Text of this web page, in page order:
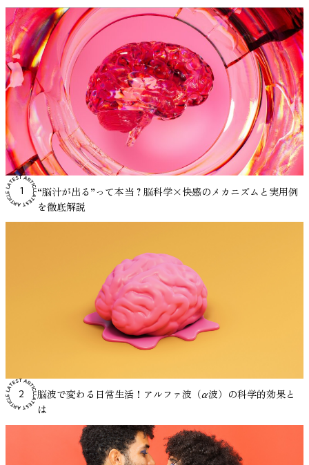
です。 これまで解説してきたように、睡眠と音楽には明確
な関係があります。ゆったりとしたテンポや穏やかな音環境
は、副交感神経が優位になる状態をサポートし、入眠までの
流れをスムーズにします。さらに、照明を落とす、スマホか
ら離れる、深い呼吸を意識するなどの習慣を組み合わせるこ
とで、より自然に眠りへと移行しやすくなります。 重要な
のは、「良い音楽を探すこと」よりも、毎晩同じ流れをつく
ることです。音楽を流す時間を固定することで、「この音＝
寝る時間」という条件づけが生まれ、体と脳が休息モードに
入りやすくなります。 まずは今夜、寝る30分前に静かな音
楽を流してみてください。光を落とし、呼吸を整え、音に身
をゆだねる——その小さな積み重ねが、あなたの睡眠を少し
ずつ変えていきます。 そして、睡眠前の音環境をより意識
てみるのも一つの方法です。 今夜から試せる、VIE Tunes無
料ダウンロード・iOS ・Android
介した論文：Neural responses to emotional displays by
politicians: differential mu and alpha suppression patterns in
response to in-party and out-party leaders. Maaike D. Homan
et al. （2025年3月11日公開, Scientific Reports 誌）URL:
https://www.nature.com/articles/s41598-025-92898-6
など複数の報酬プランから好きなものを選べるようにした
り、学生に課題達成のご褒美を与えるなら、図書カード・お
菓子・特別な活動機会など複数用意して選ばせたりするとい
った工夫です。 これにより各人が「自分にとって一番嬉し
いご褒美」を得られるため、より意欲的に困難に挑戦できる
可能性があります。実際、社員がポイントを貯めて好きな報
酬と交換できる社内表彰制度や、子供がご褒美シールを貯め
て好きなおもちゃと引き換える仕組みは、こうした理にかな
っていると言えるでしょう。 報酬とモチベーションの研究
は、脳科学や行動経済学とも結びつき、近年ますます発展し
ています。本研究は「報酬の選択権」という身近で応用しや
すい要素にスポットライトを当て、その効果をエレガントな
実験デザインで示しました。 難しい課題に直面したとき、
しれません。あなたも次に大きなチャレンジに挑む際は、自
分が本当に欲しいご褒美をリストアップしてみてはいかがで
しょうか。その小さな選択が、脳をフル回転させる推進力に
なるかもしれません。 今回紹介した論文
Cardinaels, E., & van den Abbeele, A. (2025).Reward Choices:
Experimental Evidence on Cognitive Task Performance.
https://www.tandfonline.com/doi/full/10.1080/
af=R#d1e157
応が回復する過程に特徴的な違いが見られました。特に唾液
αアミラーゼの値については、音楽を聴いた参加者のほうが
比較的早く基準値へ戻る傾向が確認されました。研究者はこ
の結果から、音楽の聴取が人間の心理生物学的ストレスシス
テムに影響を与える可能性があると結論づけています。 ス
トレスについては、こちらの記事でも詳しく説明していま
す。 ・私たちはなぜ緊張するのか？：緊張のメカニズムと
コントロール方法 医療分野で音楽療法が活用されている理
由 音楽は娯楽としてだけでなく、医療分野でも補助的な介
入手法として利用されています。このような方法は一般的に
「音楽療法」と呼ばれ、患者の心理的状態や生理反応に対す
る影響が研究されています。 医学研究では、音楽を聴くこ
とが心拍数や血圧などの生理的指標に関連する可能性が報告
神経系の活動に関係する可能性も指摘されています。これら
の結果は、音楽がストレス反応に関わる身体の調節システム
に影響を与える可能性を示唆しています。 実際に医療現場
では、手術前の不安を軽減する目的や、治療中の心理的負担
を和らげる目的で音楽が用いられることがあります。音楽は
薬物を使用しない非侵襲的な方法であり、患者への身体的負
段として研究が進められています。 音楽療法についてより
詳しく知りたい方はこちら。 ・音楽療法とは？健康を支え
る音楽の力と実践アイデア集 参考：De Witte, M., Spruit, A.,
van Hooren, S., Moonen, X., & Stams, G. J. (2020). Effects of
music interventions on physiological and psychological stress
は、「どの音楽でも同じ反応が起きるわけではない」という
点です。研究では、本人が好ましいと感じる音楽を聴いたと
きに、より強い報酬系の反応が観察されています。 そのた
め、自分にとって心地よいと感じる音楽が気分を変化させ、
その結果として作業への取り組みやすさに影響する可能性が
あります。 生産性が向上するメカニズム 作業用BGMの効果
は、主に次の2つのメカニズムで説明されています。 1. 外部
ノイズのマスキング効果 音楽には、周囲の雑音を覆い隠す
「マスキング効果」があります。特にオープンオフィスのよ
うな環境では、断続的に聞こえる会話音が集中を妨げる要因
になることが知られています。 一定の音（ホワイトノイズ
や環境音など）を流すと、こうした突発的な音が目立ちにく
くなり、集中状態を保ちやすくなるという考え方です。 オ
イントとおすすめソリューション 2. 気分向上による間接的
や作業持続時間に影響を与える可能性があります。
Thompsonら（2001）の研究では、明るくテンポの速い音楽
を聴いた条件で、被験者の気分と覚醒水準が高まり、その状
ただし研究者らは、これは音楽そのものが認知能力を直接高
めたのではなく、気分と覚醒水準の変化が課題成績に影響し
た可能性が高いと結論づけています。 つまり、作業用BGM
の効果は「脳を直接賢くする」というよりも、「気分や環境
を整えることで結果的に生産性へ影響する」と理解するのが
証が進んでいます。歌詞は本当に邪魔になるのか。ホワイト
ノイズはなぜ効果があると言われるのか。 本記事では、一
次研究のデータと実証例をもとに、ADHDと音楽の関係を整
理し、勉強や仕事にどう活かせるのかを探ります。 ADHDの
集中力に音楽は影響する？研究でわかっていること 静かな
場所で勉強や仕事をしていると、かえって落ち着かず、音楽
を流したほうが作業が進むと感じる人は少なくありません。
とくにADHDの特性がある場合、「無音よりも少し音があっ
たほうが集中しやすい」と語られることがあります。 こう
した感覚は、単なる気のせいとして片づけられてきたわけで
はありません。実際に、心理学や神経科学の分野で実験的に
検討されてきました。 これまでの実験では、音楽やホワイ
トノイズを流した状態と、何も流さない静かな状態とで課題
はありません。課題の内容が言語処理を多く含む場合や、音
の強さが高すぎる場合には、成績が下がることもあります。
つまり、音がプラスに働くかマイナスに働くかは、状況によ
って変わるというのが研究の結論です。 以下では、実験研
究で明らかになっている事実を、わかりやすく紹介していき
介しています。 https://mag.viestyle.co.jp/masking-effect/
参考：Söderlund, G., Sikström, S., & Smart, A. (2007). Listen
to the noise: Noise affects cognitive performance differently
in ADHD and non-ADHD children. Journal of Child Psychology
and Psychiatry, 48(8), 840–847.
RANKING
1
“脳汁が出る”って本当？脳科学×快感のメカニズムと実用例
を徹底解説
2
脳波で変わる日常生活！アルファ波（α波）の科学的効果と
は